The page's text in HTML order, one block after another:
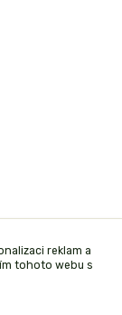
reklam a
tohoto webu s